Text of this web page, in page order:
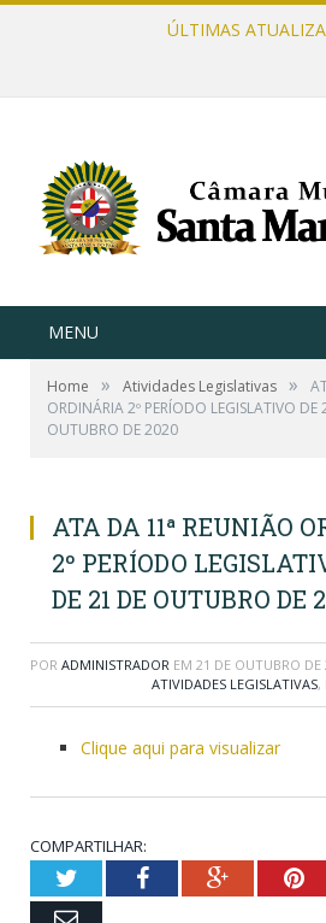
ÚLTIMAS
MENU
Home » Atividades Legislativas »
ORDINÁRIA 2º PERÍODO LEGISLATIVO
OUTUBRO DE 2020
ATA DA 11ª REUNIÃO
2º PERÍODO
DE 21 DE OUTUBRO DE
POR ADMINISTRADOR EM 21 DE OUTUBRO DE
ATIVIDADES LEGISLATIVAS,
Clique aqui para visualizar
COMPARTILHAR:
TwitterFacebookGoogle+